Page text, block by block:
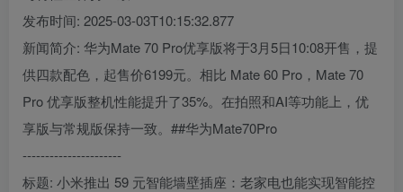
发布时间: 2025-03-03T10:15:32.877
新闻简介: 华为Mate 70 Pro优享版将于3月5日10:08开售，提
供四款配色，起售价6199元。相比 Mate 60 Pro，Mate 70
Pro 优享版整机性能提升了35%。在拍照和AI等功能上，优
享版与常规版保持一致。##华为Mate70Pro
----------------------
标题: 小米推出 59 元智能墙壁插座：老家电也能实现智能控